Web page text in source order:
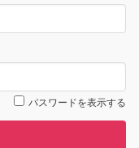
パスワードを表示する